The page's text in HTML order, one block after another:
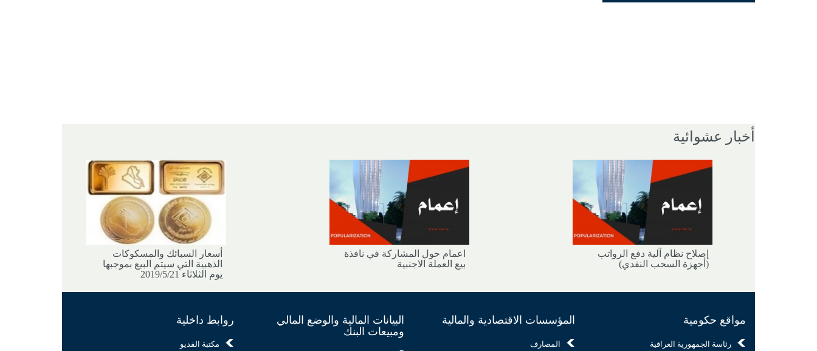
أخبار عشوائية
إصلاح نظام آلية دفع الرواتب
(أجهزة السحب النقدي)
اعمام حول المشاركة في نافذة
بيع العملة الاجنبية
أسعار السبائك والمسكوكات
الذهبية التي سيتم البيع بموجبها
يوم الثلاثاء 2019/5/21
مواقع حكومية
رئاسة الجمهورية العراقية
المؤسسات الاقتصادية والمالية
المصارف
البيانات المالية والوضع المالي
ومبيعات البنك
روابط داخلية
مكتبة الفديو